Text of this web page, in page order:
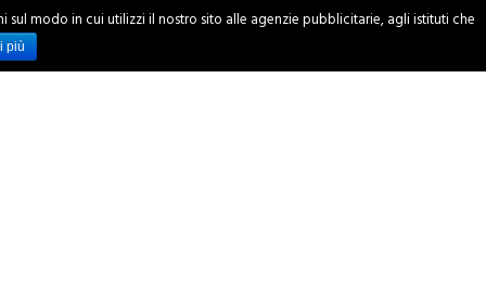
INCHIESTE
modo in cui utilizzi il nostro sito alle agenzie pubblicitarie, agli istituti che
più